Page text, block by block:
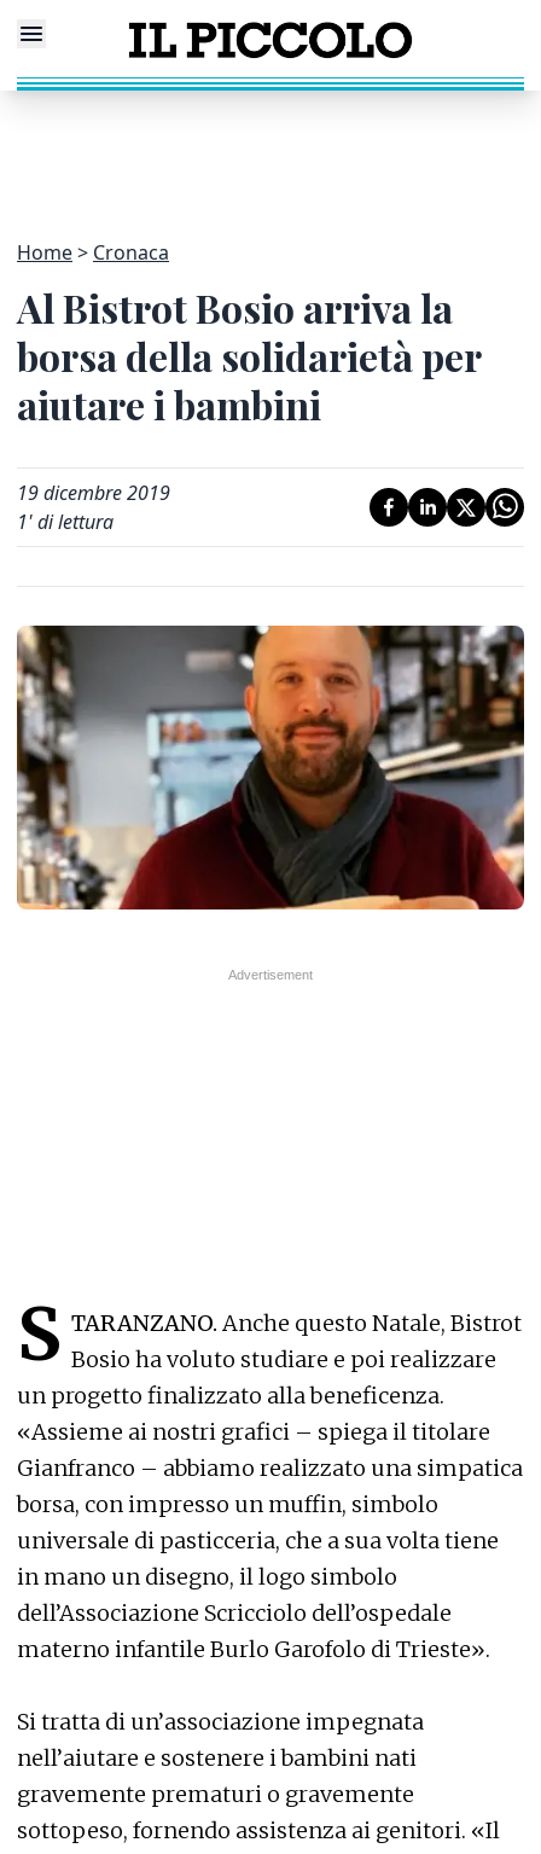
Home Cronaca
Al Bistrot Bosio arriva la
borsa della solidarietà per
aiutare i bambini
19 dicembre 2019
1' di lettura
S TARANZANO. Anche questo Natale, Bistrot
Bosio ha voluto studiare e poi realizzare
un progetto finalizzato alla beneficenza.
«Assieme ai nostri grafici – spiega il titolare
Gianfranco – abbiamo realizzato una simpatica
borsa, con impresso un muffin, simbolo
universale di pasticceria, che a sua volta tiene
in mano un disegno, il logo simbolo
dell’Associazione Scricciolo dell’ospedale
materno infantile Burlo Garofolo di Trieste».
Si tratta di un’associazione impegnata
nell’aiutare e sostenere i bambini nati
gravemente prematuri o gravemente
sottopeso, fornendo assistenza ai genitori. «Il